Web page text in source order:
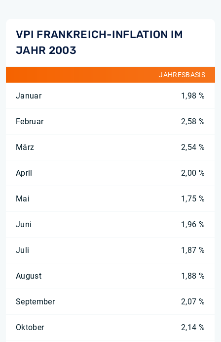
VPI FRANKREICH-INFLATION IM
JAHR 2003
JAHRESBASIS
Januar 1,98 %
Februar 2,58 %
März 2,54 %
April 2,00 %
Mai 1,75 %
Juni 1,96 %
Juli 1,87 %
August 1,88 %
September 2,07 %
Oktober 2,14 %